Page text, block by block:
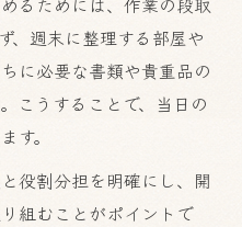
、週末に整理する部屋や
に必要な書類や貴重品の
こうすることで、当日の
す。
役割分担を明確にし、開
組むことがポイントで